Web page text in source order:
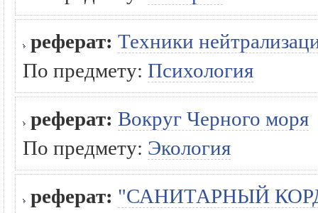
реферат: Техники
По предмету: Психология
реферат: Вокруг Черного моря
По предмету: Экология
реферат: "САНИТАРНЫЙ